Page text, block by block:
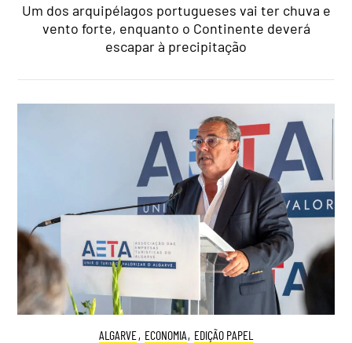
Um dos arquipélagos portugueses vai ter chuva e
vento forte, enquanto o Continente deverá
escapar à precipitação
ALGARVE, ECONOMIA, EDIÇÃO PAPEL